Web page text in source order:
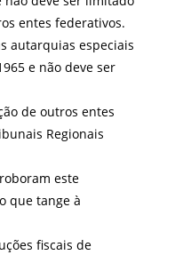
entes federativos.
autarquias especiais
e não deve ser
de outros entes
Regionais
este
que tange à
fiscais de